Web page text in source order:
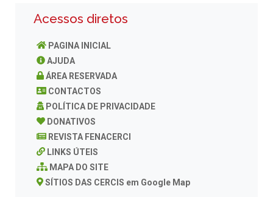
Acessos diretos
PAGINA INICIAL
AJUDA
ÁREA RESERVADA
CONTACTOS
POLÍTICA DE PRIVACIDADE
DONATIVOS
REVISTA FENACERCI
LINKS ÚTEIS
MAPA DO SITE
SÍTIOS DAS CERCIS em Google Map